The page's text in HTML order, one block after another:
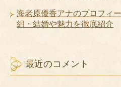
海老原優香アナのプロフィ
組・結婚や魅力を徹底紹介
最近のコメント